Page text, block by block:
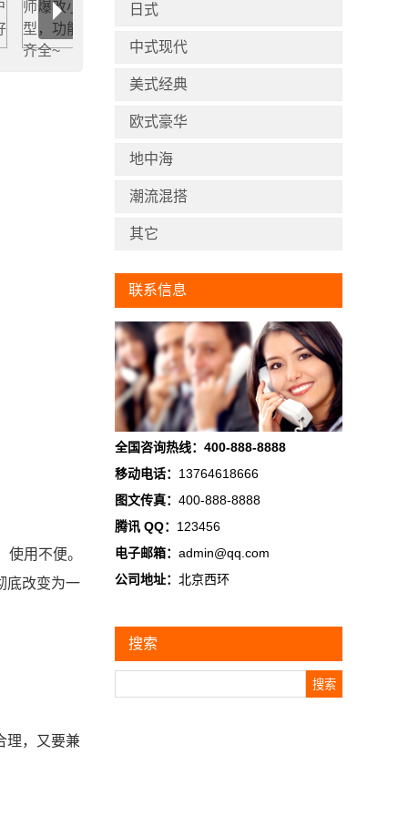
日式
中式现代
美式经典
欧式豪华
地中海
潮流混搭
其它
联系信息
全国咨询热线：400-888-8888
移动电话： 13764618666
图文传真： 400-888-8888
腾讯 QQ： 123456
电子邮箱： admin@qq.com
公司地址： 北京西环
搜索
用不便。
底改变为一
理，又要兼